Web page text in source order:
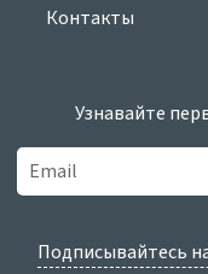
Контакты
Узнавайте
Подписывайтесь